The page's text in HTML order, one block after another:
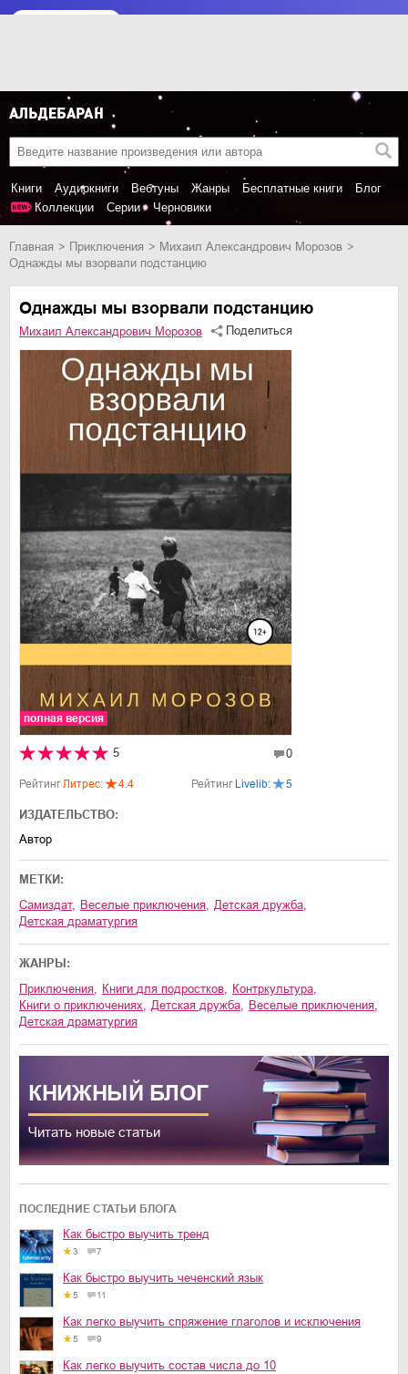
Книги Аудиокниги Вебтуны Жанры Бесплатные книги
Блог
Коллекции
Серии Черновики
Главная приключения
Михаил Александрович Морозов
Однажды мы взорвали подстанцию
Однажды мы взорвали подстанцию
Михаил Александрович Морозов Поделиться
полная версия
5 0
РейтингЛитрес: 4.4 Рейтинг Livelib: 5
ИЗДАТЕЛЬСТВО:
Автор
МЕТКИ:
Самиздат, веселые приключения, детская дружба,
детская драматургия
ЖАНРЫ:
приключения, книги для подростков, контркультура,
книги о приключениях, детская дружба, веселые приключения,
детская драматургия
КНИЖНЫЙ БЛОГ
Читать новые статьи
ПОСЛЕДНИЕ СТАТЬИ БЛОГА
Как быстро выучить тренд
3 7
Как быстро выучить чеченский язык
5 11
Как легко выучить спряжение глаголов и исключения
5 9
Как легко выучить состав числа до 10